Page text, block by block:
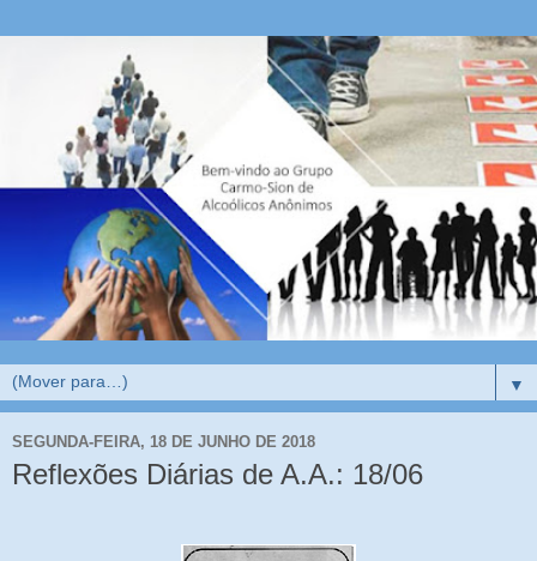
▼
SEGUNDA-FEIRA, 18 DE JUNHO DE 2018
Reflexões Diárias de A.A.: 18/06